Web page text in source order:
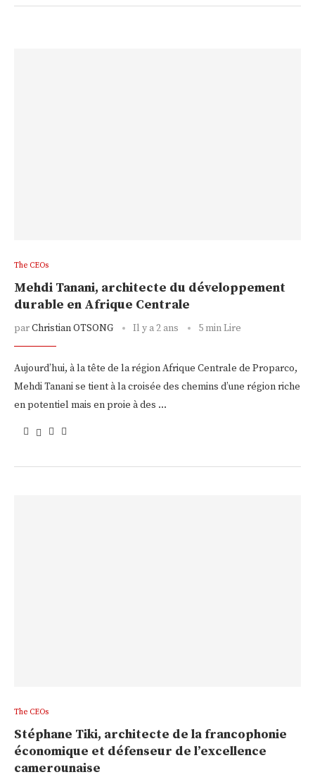
The CEOs
Mehdi Tanani, architecte du développement
durable en Afrique Centrale
parChristian OTSONG Il y a 2 ans 5 min Lire
Aujourd’hui, à la tête de la région Afrique Centrale de Proparco,
Mehdi Tanani se tient à la croisée des chemins d’une région riche
en potentiel mais en proie à des …
The CEOs
Stéphane Tiki, architecte de la francophonie
économique et défenseur de l’excellence
camerounaise